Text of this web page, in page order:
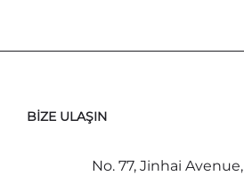
BIZE ULAŞIN
No. 77, Jinhai Avenue,